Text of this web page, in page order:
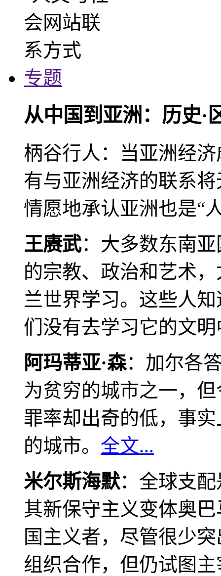
专题
从中国到亚洲：历史·
柄谷行人：当亚洲经
有与亚洲经济的联系
情愿地承认亚洲也是“
王赓武：大多数东南
的宗教、政治和艺术
兰世界学习。这些人
们没有去学习它的文
阿玛蒂亚·森：加尔各
为贫穷的城市之一，
罪率却出奇的低，事
的城市。 全文...
米尔斯海默：全球支
其新保守主义变体奥
国主义者，尽管很少
组织合作，但仍试图